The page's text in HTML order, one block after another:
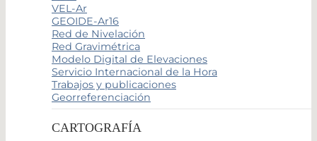
VEL-Ar
GEOIDE-Ar16
Red de Nivelación
Red Gravimétrica
Modelo Digital de Elevaciones
Servicio Internacional de la Hora
Trabajos y publicaciones
Georreferenciación
CARTOGRAFÍA